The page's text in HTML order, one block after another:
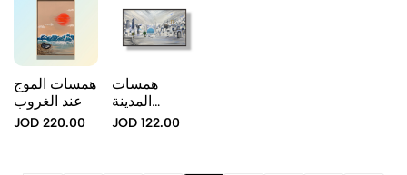
همسات الموج
عند الغروب
JOD 220.00
همسات
المدينة
البيضاء
JOD 122.00